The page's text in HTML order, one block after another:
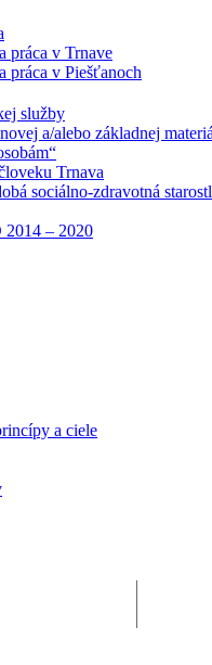
práca v Trnave
práca v Piešťanoch
služby
a/alebo základnej
Trnava
sociálno-zdravotná
2014 – 2020
a ciele